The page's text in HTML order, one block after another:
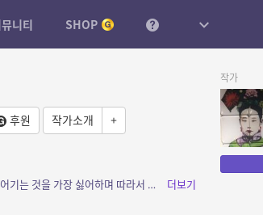
니티 SHOP
후원 작가소개 +
소개: 모두가 이민을 가고 싶어 하는 꿈의 나라의 출입국사무소에서 일하는 ‘나’. 규칙을 어기는 것을 가장 싫어하며 따라서 적절한 여권이나 비자 없이 어떻게든 몰래 ...
더보기
작가